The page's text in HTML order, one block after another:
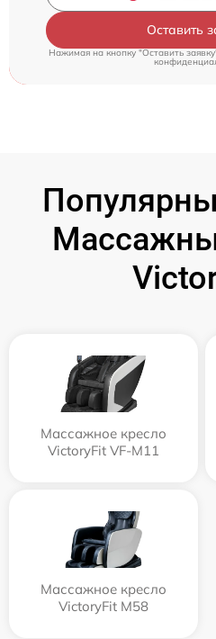
Оставить
Нажимая на кнопку "Оставить
Массажное кресло
VictoryFit VF-M11
Массажное кресло
VictoryFit M58